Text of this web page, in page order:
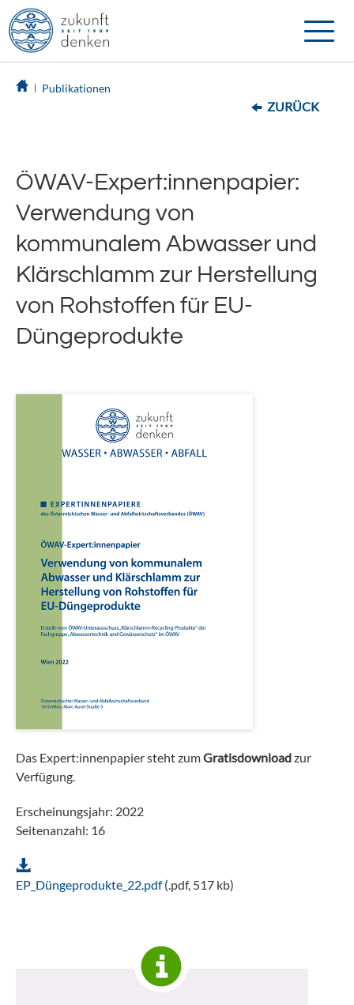
Toggle
Publikationen
ZURÜCK
ÖWAV-Expert:innenpapier:
Verwendung von
kommunalem Abwasser und
Klärschlamm zur Herstellung
von Rohstoffen für EU-
Düngeprodukte
Das Expert:innenpapier steht zumGratisdownloadzur
Verfügung.
Erscheinungsjahr: 2022
Seitenanzahl: 16
EP_Düngeprodukte_22.pdf(.pdf, 517 kb)